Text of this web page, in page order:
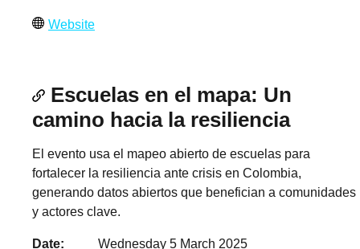
Website
Escuelas en el mapa: Un
camino hacia la resiliencia
El evento usa el mapeo abierto de escuelas para
fortalecer la resiliencia ante crisis en Colombia,
generando datos abiertos que benefician a comunidades
y actores clave.
Date
Wednesday 5 March 2025